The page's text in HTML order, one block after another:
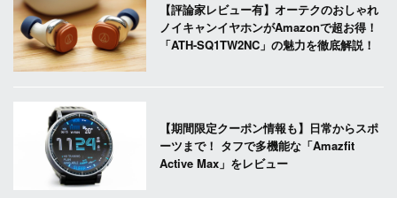
【評論家レビュー有】オーテクのおしゃれ
ノイキャンイヤホンがAmazonで超お得！
「ATH-SQ1TW2NC」の魅力を徹底解説！
【期間限定クーポン情報も】日常からスポ
ーツまで！ タフで多機能な「Amazfit
Active Max」をレビュー